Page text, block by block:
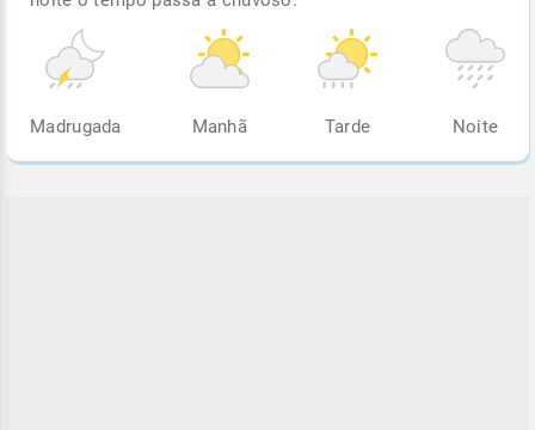
Madrugada Manhã Tarde Noite